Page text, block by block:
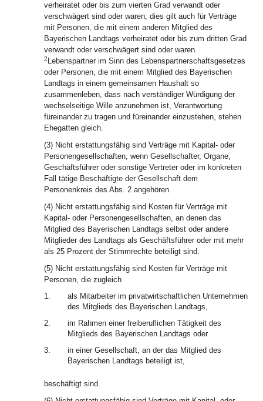
verheiratet oder bis zum vierten Grad verwandt oder
verschwägert sind oder waren; dies gilt auch für Verträge
mit Personen, die mit einem anderen Mitglied des
Bayerischen Landtags verheiratet oder bis zum dritten Grad
verwandt oder verschwägert sind oder waren.
2 Lebenspartner im Sinn des Lebenspartnerschaftsgesetzes
oder Personen, die mit einem Mitglied des Bayerischen
Landtags in einem gemeinsamen Haushalt so
zusammenleben, dass nach verständiger Würdigung der
wechselseitige Wille anzunehmen ist, Verantwortung
füreinander zu tragen und füreinander einzustehen, stehen
Ehegatten gleich.
(3) Nicht erstattungsfähig sind Verträge mit Kapital- oder
Personengesellschaften, wenn Gesellschafter, Organe,
Geschäftsführer oder sonstige Vertreter oder im konkreten
Fall tätige Beschäftigte der Gesellschaft dem
Personenkreis des Abs. 2 angehören.
(4) Nicht erstattungsfähig sind Kosten für Verträge mit
Kapital- oder Personengesellschaften, an denen das
Mitglied des Bayerischen Landtags selbst oder andere
Mitglieder des Landtags als Geschäftsführer oder mit mehr
als 25 Prozent der Stimmrechte beteiligt sind.
(5) Nicht erstattungsfähig sind Kosten für Verträge mit
Personen, die zugleich
1.
als Mitarbeiter im privatwirtschaftlichen Unternehmen
des Mitglieds des Bayerischen Landtags,
2.
im Rahmen einer freiberuflichen Tätigkeit des
Mitglieds des Bayerischen Landtags oder
3.
in einer Gesellschaft, an der das Mitglied des
Bayerischen Landtags beteiligt ist,
beschäftigt sind.